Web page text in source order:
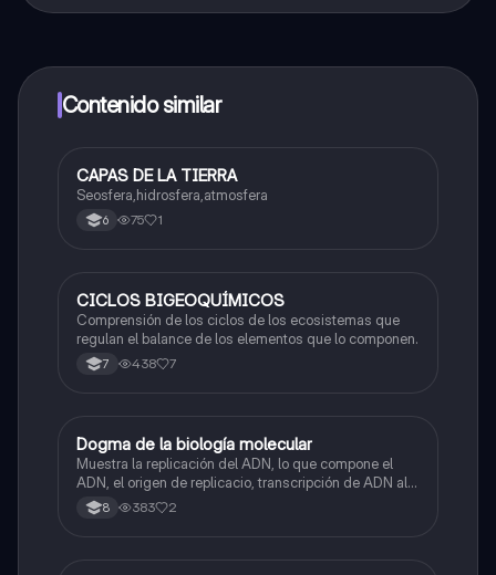
a determinadas funciones.
Contenido similar
Biologia
CAPAS DE LA TIERRA
Seosfera,hidrosfera,atmosfera
6 75 1
Biologia
CICLOS BIGEOQUÍMICOS
Comprensión de los ciclos de los ecosistemas que
regulan el balance de los elementos que lo componen.
7 438 7
Biologia
Dogma de la biología molecular
Muestra la replicación del ADN, lo que compone el
ADN, el origen de replicacio, transcripción de ADN al
ARN y traducción de ARN a proteína.
8 383 2